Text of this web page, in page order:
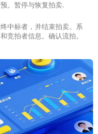
。暂停与恢复拍卖.
中标者，并结束拍卖。系
竞拍者信息。确认流拍。